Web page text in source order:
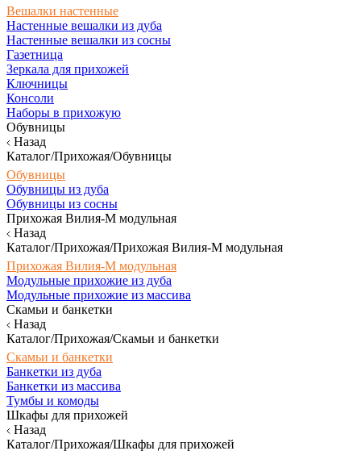
Вешалки настенные
Настенные вешалки из дуба
Настенные вешалки из сосны
Газетница
Зеркала для прихожей
Ключницы
Консоли
Наборы в прихожую
Обувницы
Назад
Каталог/Прихожая/Обувницы
Обувницы
Обувницы из дуба
Обувницы из сосны
Прихожая Вилия-М модульная
Назад
Каталог/Прихожая/Прихожая Вилия-М модульная
Прихожая Вилия-М модульная
Модульные прихожие из дуба
Модульные прихожие из массива
Скамьи и банкетки
Назад
Каталог/Прихожая/Скамьи и банкетки
Скамьи и банкетки
Банкетки из дуба
Банкетки из массива
Тумбы и комоды
Шкафы для прихожей
Назад
Каталог/Прихожая/Шкафы для прихожей